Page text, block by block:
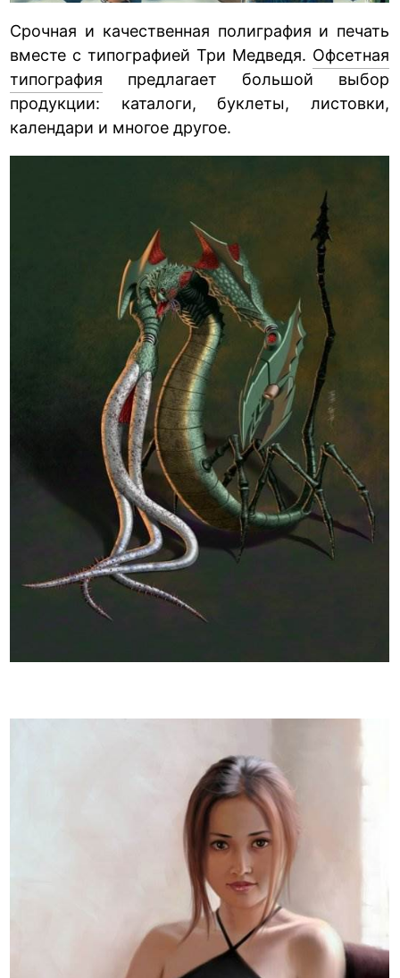
Срочная и качественная полиграфия и печать
вместе с типографией Три Медведя. Офсетная
типография предлагает большой выбор
продукции: каталоги, буклеты, листовки,
календари и многое другое.